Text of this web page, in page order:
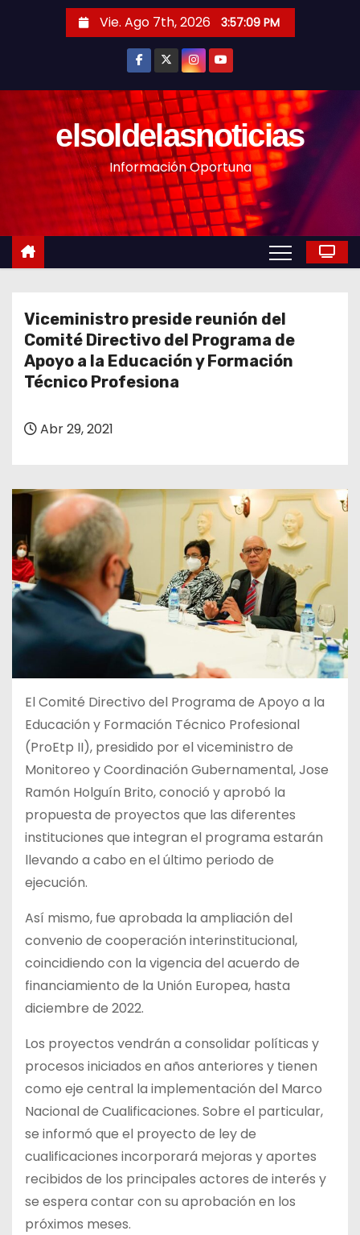
n
Vie. Ago 7th, 2026 3:57:11 PM
elsoldelasnoticias
Información Oportuna
Viceministro preside reunión del
Comité Directivo del Programa de
Apoyo a la Educación y Formación
Técnico Profesiona
Abr 29, 2021
El Comité Directivo del Programa de Apoyo a la
Educación y Formación Técnico Profesional
(ProEtp II), presidido por el viceministro de
Monitoreo y Coordinación Gubernamental, Jose
Ramón Holguín Brito, conoció y aprobó la
propuesta de proyectos que las diferentes
instituciones que integran el programa estarán
llevando a cabo en el último periodo de
ejecución.
Así mismo, fue aprobada la ampliación del
convenio de cooperación interinstitucional,
coincidiendo con la vigencia del acuerdo de
financiamiento de la Unión Europea, hasta
diciembre de 2022.
Los proyectos vendrán a consolidar políticas y
procesos iniciados en años anteriores y tienen
como eje central la implementación del Marco
Nacional de Cualificaciones. Sobre el particular,
se informó que el proyecto de ley de
cualificaciones incorporará mejoras y aportes
recibidos de los principales actores de interés y
se espera contar con su aprobación en los
próximos meses.